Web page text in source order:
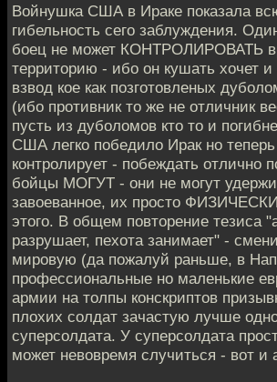
Войнушка США в Ираке показала
гибельность сего заблуждения.
боец не может КОНТРОЛИРОВАТЬ
территорию - ибо он кушать хочет и
взвод кое как позготовленых
(ибо противник то же не отличник
пусть из дуболомов кто то и
США легко победило Ирак но
контролирует - побеждать отлично
бойцы МОГУТ - они не могут
завоеванное, их просто
этого. В общем повторение тезиса
разрушает, пехота занимает" -
мировую (да пожалуй раньше, в
профессиональные но маленькие
армии на толпы конскриптов
плохих солдат зачастую лучше
суперсолдата. У суперсолдата
может невовремя случиться - вот и